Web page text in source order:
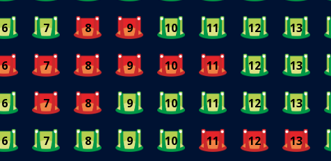
6 7 8 9 10 11 12 13
6 7 8 9 10 11 12 13
6 7 8 9 10 11 12 13
6 7 8 9 10 11 12 13